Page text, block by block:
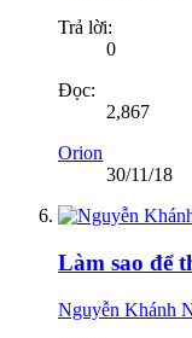
Trả lời:
0
Đọc:
2,867
Orion
30/11/18
Làm sao để
Nguyễn Khánh